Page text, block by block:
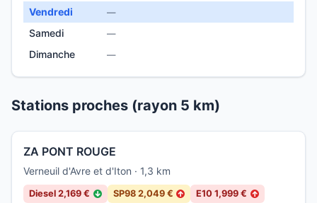
Vendredi —
Samedi —
Dimanche —
Stations proches (rayon 5 km)
ZA PONT ROUGE
Verneuil d'Avre et d'Iton · 1,3 km
Diesel 2,169 € ↓ SP98 2,049 € ↑ E10 1,999 € ↑